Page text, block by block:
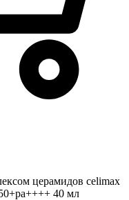
церамидов celimax
40 мл